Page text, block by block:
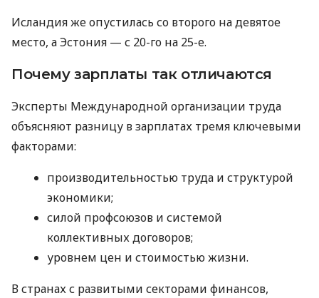
Исландия же опустилась со второго на девятое
место, а Эстония — с 20-го на 25-е.
Почему зарплаты так отличаются
Эксперты Международной организации труда
объясняют разницу в зарплатах тремя ключевыми
факторами:
производительностью труда и структурой
экономики;
силой профсоюзов и системой
коллективных договоров;
уровнем цен и стоимостью жизни.
В странах с развитыми секторами финансов,